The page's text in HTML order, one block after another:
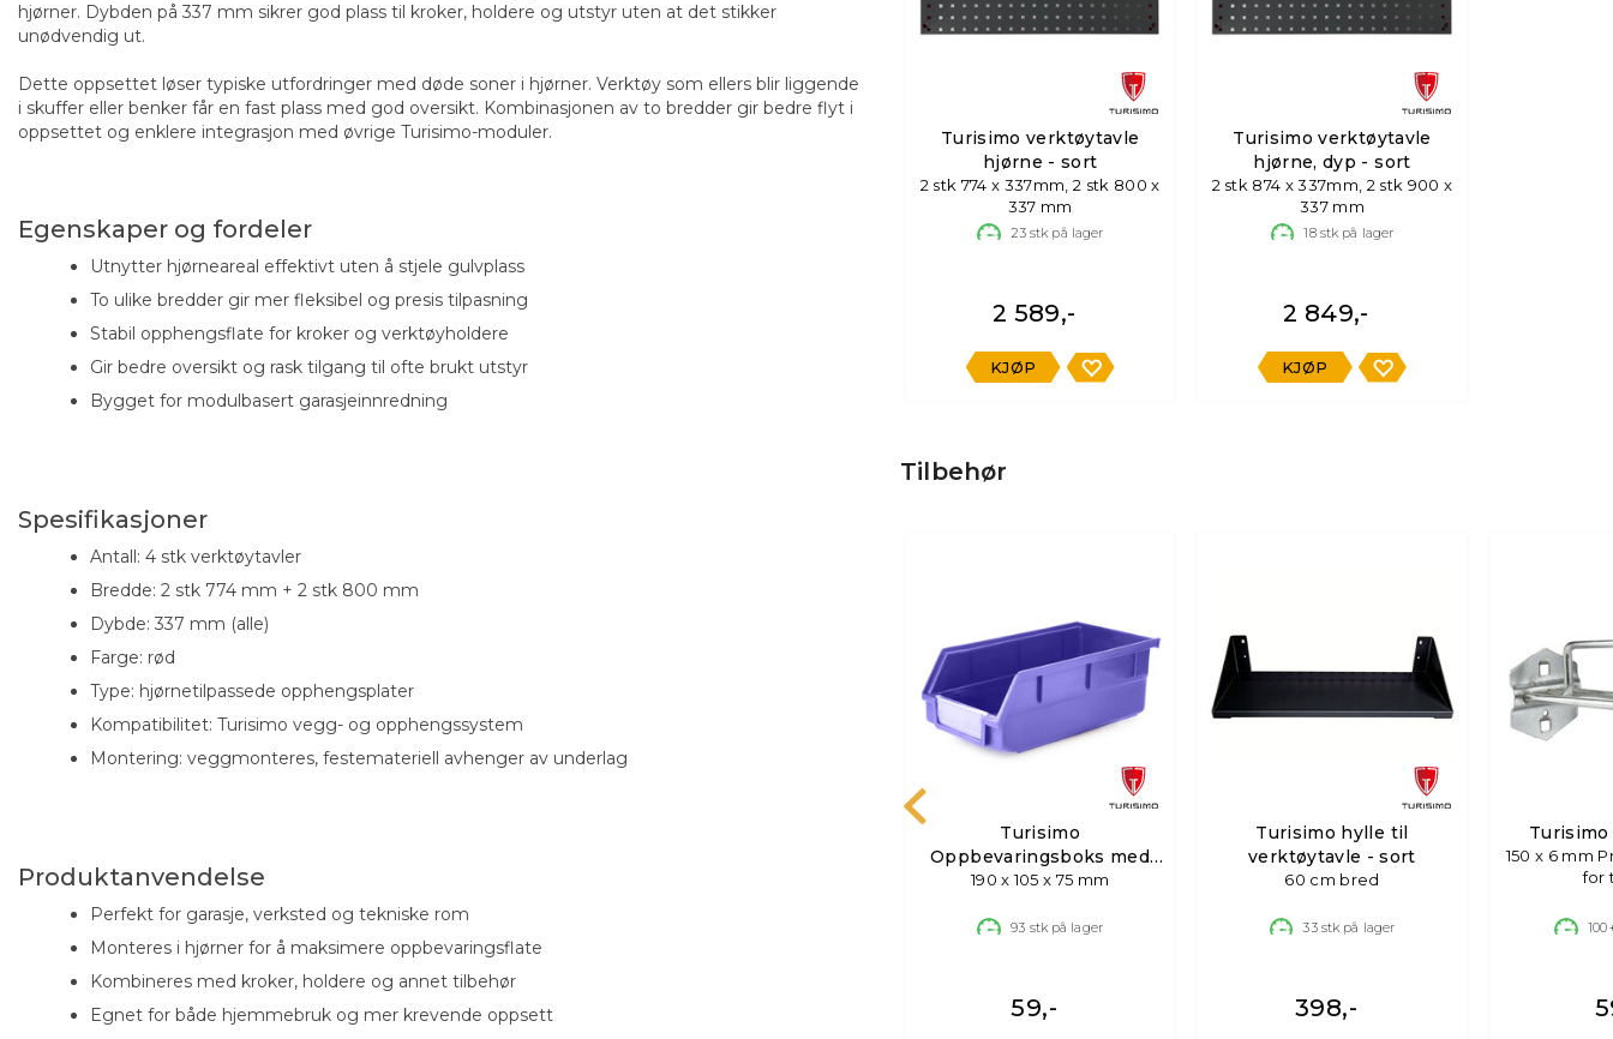
Turisimo verktøytavle
hjørne - sort
2 stk 774 x 337mm, 2 stk 800 x
337 mm
23stk på lager
2 589,-
KJØP
Turisimo verktøytavle
hjørne, dyp - sort
2 stk 874 x 337mm, 2 stk 900 x
337 mm
18stk på lager
2 849,-
KJØP
Tilbehør
stk på lager
49,- 89,-
Turisimo
Oppbevaringsboks med
Holder
190 x 105 x 75 mm
93 stk på lager
59,-
Turisimo hylle til
verktøytavle - sort
60 cm bred
33stk på lager
398,-
150 x 6 mm
for
hjørner. Dybden på 337 mm sikrer god plass til kroker, holdere og utstyr uten at det stikker
unødvendig ut.
Dette oppsettet løser typiske utfordringer med døde soner i hjørner. Verktøy som ellers blir liggende
i skuffer eller benker får en fast plass med god oversikt. Kombinasjonen av to bredder gir bedre flyt i
oppsettet og enklere integrasjon med øvrige Turisimo-moduler.
Egenskaper og fordeler
Utnytter hjørneareal effektivt uten å stjele gulvplass
To ulike bredder gir mer fleksibel og presis tilpasning
Stabil opphengsflate for kroker og verktøyholdere
Gir bedre oversikt og rask tilgang til ofte brukt utstyr
Bygget for modulbasert garasjeinnredning
Spesifikasjoner
Antall: 4 stk verktøytavler
Bredde: 2 stk 774 mm + 2 stk 800 mm
Dybde: 337 mm (alle)
Farge: rød
Type: hjørnetilpassede opphengsplater
Kompatibilitet: Turisimo vegg- og opphengssystem
Montering: veggmonteres, festemateriell avhenger av underlag
Produktanvendelse
Perfekt for garasje, verksted og tekniske rom
Monteres i hjørner for å maksimere oppbevaringsflate
Kombineres med kroker, holdere og annet tilbehør
Egnet for både hjemmebruk og mer krevende oppsett